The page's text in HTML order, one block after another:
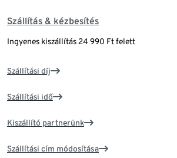
Szállítás & kézbesítés
Ingyenes kiszállítás 24 990 Ft felett
Szállítási díj
Szállítási idő
Kiszállító partnerünk
Szállítási cím módosítása